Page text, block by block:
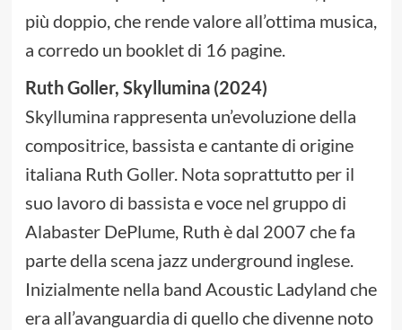
più doppio, che rende valore all’ottima musica,
a corredo un booklet di 16 pagine.
Ruth Goller, Skyllumina (2024)
Skyllumina rappresenta un’evoluzione della
compositrice, bassista e cantante di origine
italiana Ruth Goller. Nota soprattutto per il
suo lavoro di bassista e voce nel gruppo di
Alabaster DePlume, Ruth è dal 2007 che fa
parte della scena jazz underground inglese.
Inizialmente nella band Acoustic Ladyland che
era all’avanguardia di quello che divenne noto